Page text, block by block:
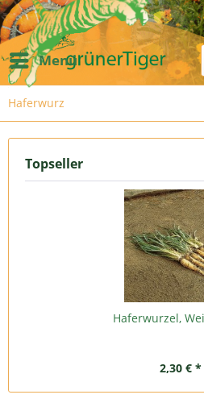
Menü
Haferwurz
Topseller
Haferwurzel,
2,30 € *